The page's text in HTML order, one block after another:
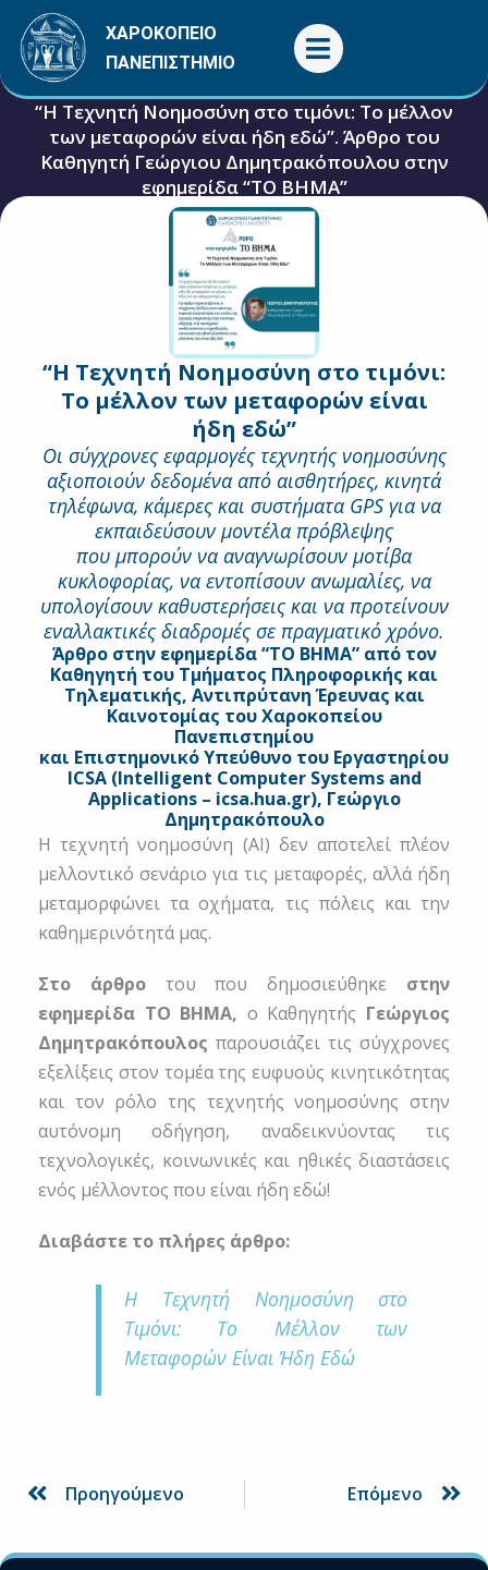
Μετάβαση
στο
περιεχόμενο
ΧΑΡΟΚΟΠΕΙΟ
ΠΑΝΕΠΙΣΤΗΜΙΟ
“Η Τεχνητή Νοημοσύνη στο τιμόνι: Το μέλλον
των μεταφορών είναι ήδη εδώ”. Άρθρο του
Καθηγητή Γεώργιου Δημητρακόπουλου στην
εφημερίδα “ΤΟ ΒΗΜΑ”
30 Ιουλίου, 2025
“Η Τεχνητή Νοημοσύνη στο τιμόνι:
Το μέλλον των μεταφορών είναι
ήδη εδώ”
Οι σύγχρονες εφαρμογές τεχνητής νοημοσύνης
αξιοποιούν δεδομένα από αισθητήρες, κινητά
τηλέφωνα, κάμερες και συστήματα GPS για να
εκπαιδεύσουν μοντέλα πρόβλεψης
που μπορούν να αναγνωρίσουν μοτίβα
κυκλοφορίας, να εντοπίσουν ανωμαλίες, να
υπολογίσουν καθυστερήσεις και να προτείνουν
εναλλακτικές διαδρομές σε πραγματικό χρόνο.
Άρθρο στην εφημερίδα “ΤΟ ΒΗΜΑ” από τον
Καθηγητή του Τμήματος Πληροφορικής και
Τηλεματικής, Αντιπρύτανη Έρευνας και
Καινοτομίας του Χαροκοπείου
Πανεπιστημίου
και Επιστημονικό Υπεύθυνο του Εργαστηρίου
ICSA (Intelligent Computer Systems and
Applications – icsa.hua.gr), Γεώργιο
Δημητρακόπουλο
Η τεχνητή νοημοσύνη (AI) δεν αποτελεί πλέον
μελλοντικό σενάριο για τις μεταφορές, αλλά ήδη
μεταμορφώνει τα οχήματα, τις πόλεις και την
καθημερινότητά μας.
Στο άρθροτου που δημοσιεύθηκε στην
εφημερίδα ΤΟ ΒΗΜΑ, ο Καθηγητής Γεώργιος
Δημητρακόπουλος παρουσιάζει τις σύγχρονες
εξελίξεις στον τομέα της ευφυούς κινητικότητας
και τον ρόλο της τεχνητής νοημοσύνης στην
αυτόνομη οδήγηση, αναδεικνύοντας τις
τεχνολογικές, κοινωνικές και ηθικές διαστάσεις
ενός μέλλοντος που είναι ήδη εδώ!
Διαβάστε το πλήρες άρθρο:
Η Τεχνητή Νοημοσύνη στο
Τιμόνι: Το Μέλλον των
Μεταφορών Είναι Ήδη Εδώ
Προηγούμενο Επόμενο